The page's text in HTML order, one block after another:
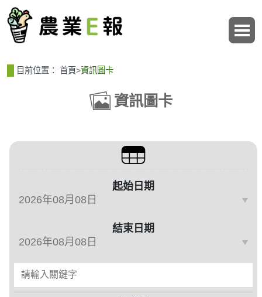
目前位置： 首頁>資訊圖卡
資訊圖卡
篩選、排序與主題分類
起始日期
結束日期
請輸入關鍵字